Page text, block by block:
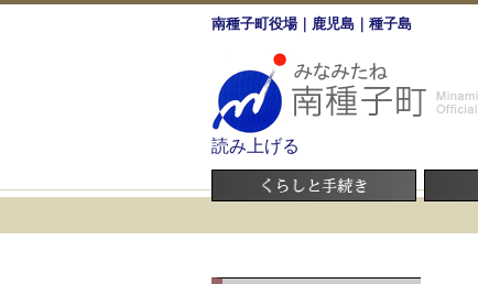
南種子町役場｜鹿児島｜種子島
読み上げる